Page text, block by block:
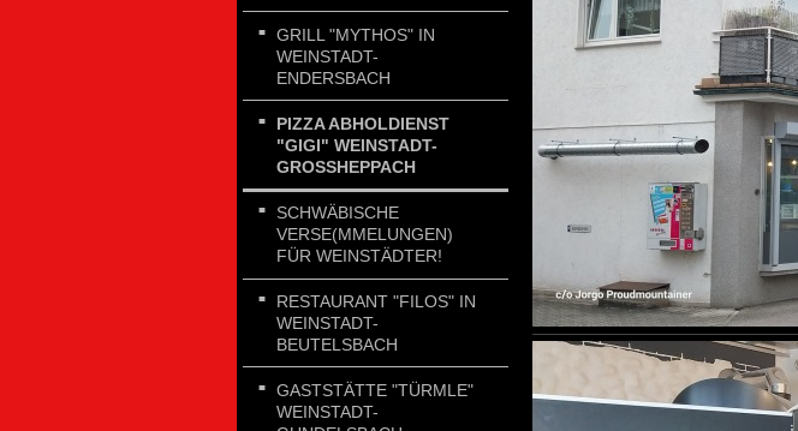
GRILL "MYTHOS" IN
WEINSTADT-
ENDERSBACH
PIZZA ABHOLDIENST
"GIGI" WEINSTADT-
GROSSHEPPACH
SCHWÄBISCHE
VERSE(MMELUNGEN)
FÜR WEINSTÄDTER!
RESTAURANT "FILOS" IN
WEINSTADT-
BEUTELSBACH
GASTSTÄTTE "TÜRMLE"
WEINSTADT-